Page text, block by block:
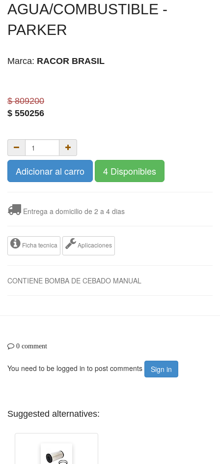
AGUA/COMBUSTIBLE -
PARKER
Marca: RACOR BRASIL
$ 809200
$ 550256
Adicionar al carro 4 Disponibles
Entrega a domicilio de 2 a 4 dias
Ficha tecnica Aplicaciones
CONTIENE BOMBA DE CEBADO MANUAL
0 comment
You need to be logged in to post comments Sign in
Suggested alternatives: